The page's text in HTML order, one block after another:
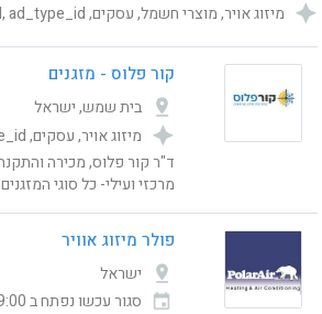
קור פלוס - מזגנים
בית שמש, ישראל
מרכזי ועילי- כל סוגי המזגנים
פולר מיזוג אוויר
ישראל
סגור עכשו נפתח ב 09:00